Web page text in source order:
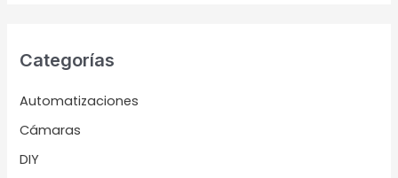
Categorías
Automatizaciones
Cámaras
DIY